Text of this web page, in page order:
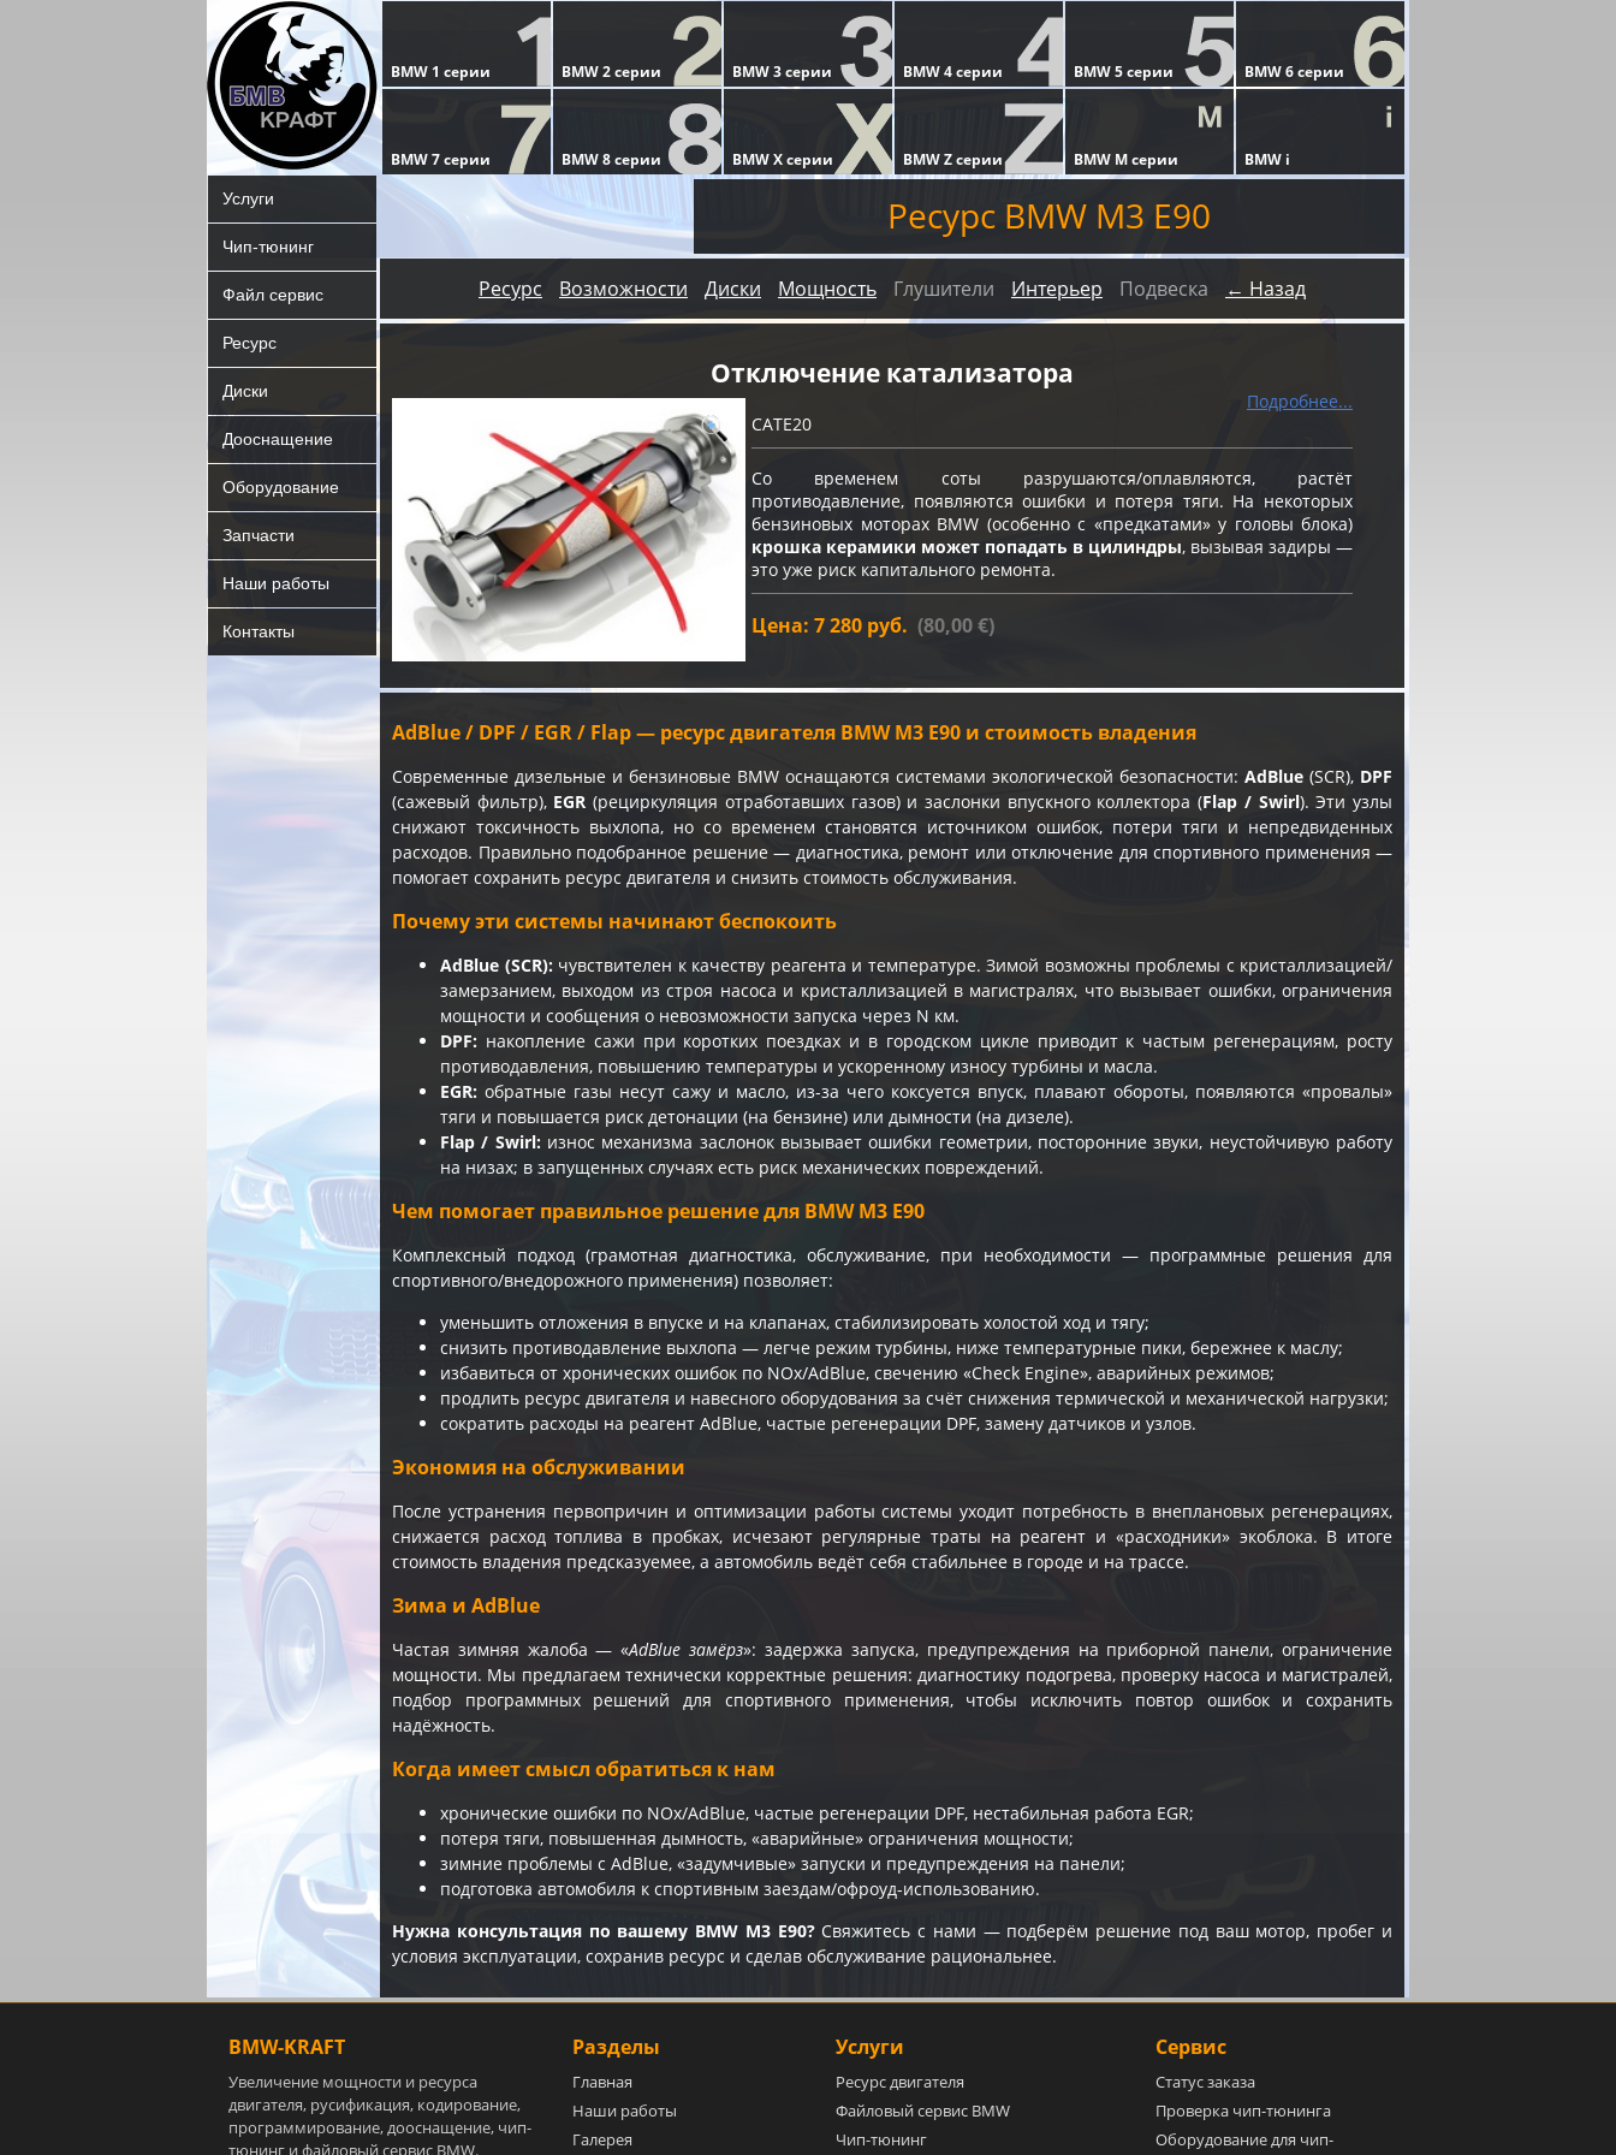
Услуги
Чип-тюнинг
Файл сервис
Ресурс
Диски
Дооснащение
Оборудование
Запчасти
Наши работы
Контакты
Ресурс BMW M3 E90
Ресурс Возможности Диски Мощность Глушители Интерьер Подвеска ← Назад
Отключение катализатора
Подробнее...
CATE20
Со временем соты разрушаются/оплавляются, растёт
противодавление, появляются ошибки и потеря тяги. На некоторых
бензиновых моторах BMW (особенно с «предкатами» у головы блока)
крошка керамики может попадать в цилиндры, вызывая задиры —
это уже риск капитального ремонта.
Цена: 7 280 руб. (80,00 €)
AdBlue / DPF / EGR / Flap — ресурс двигателя BMW M3 E90 и стоимость владения
Современные дизельные и бензиновые BMW оснащаются системами экологической безопасности: AdBlue (SCR), DPF
(сажевый фильтр), EGR (рециркуляция отработавших газов) и заслонки впускного коллектора (Flap / Swirl). Эти узлы
снижают токсичность выхлопа, но со временем становятся источником ошибок, потери тяги и непредвиденных
расходов. Правильно подобранное решение — диагностика, ремонт или отключение для спортивного применения —
помогает сохранить ресурс двигателя и снизить стоимость обслуживания.
Почему эти системы начинают беспокоить
AdBlue (SCR): чувствителен к качеству реагента и температуре. Зимой возможны проблемы с кристаллизацией/
замерзанием, выходом из строя насоса и кристаллизацией в магистралях, что вызывает ошибки, ограничения
мощности и сообщения о невозможности запуска через N км.
DPF: накопление сажи при коротких поездках и в городском цикле приводит к частым регенерациям, росту
противодавления, повышению температуры и ускоренному износу турбины и масла.
EGR: обратные газы несут сажу и масло, из-за чего коксуется впуск, плавают обороты, появляются «провалы»
тяги и повышается риск детонации (на бензине) или дымности (на дизеле).
Flap / Swirl:износ механизма заслонок вызывает ошибки геометрии, посторонние звуки, неустойчивую работу
на низах; в запущенных случаях есть риск механических повреждений.
Чем помогает правильное решение для BMW M3 E90
Комплексный подход (грамотная диагностика, обслуживание, при необходимости — программные решения для
спортивного/внедорожного применения) позволяет:
уменьшить отложения в впуске и на клапанах, стабилизировать холостой ход и тягу;
снизить противодавление выхлопа — легче режим турбины, ниже температурные пики, бережнее к маслу;
избавиться от хронических ошибок по NOx/AdBlue, свечению «Check Engine», аварийных режимов;
продлить ресурс двигателя и навесного оборудования за счёт снижения термической и механической нагрузки;
сократить расходы на реагент AdBlue, частые регенерации DPF, замену датчиков и узлов.
Экономия на обслуживании
После устранения первопричин и оптимизации работы системы уходит потребность в внеплановых регенерациях,
снижается расход топлива в пробках, исчезают регулярные траты на реагент и «расходники» экоблока. В итоге
стоимость владения предсказуемее, а автомобиль ведёт себя стабильнее в городе и на трассе.
Зима и AdBlue
Частая зимняя жалоба — «AdBlue замёрз»: задержка запуска, предупреждения на приборной панели, ограничение
мощности. Мы предлагаем технически корректные решения: диагностику подогрева, проверку насоса и магистралей,
подбор программных решений для спортивного применения, чтобы исключить повтор ошибок и сохранить
надёжность.
Когда имеет смысл обратиться к нам
хронические ошибки по NOx/AdBlue, частые регенерации DPF, нестабильная работа EGR;
потеря тяги, повышенная дымность, «аварийные» ограничения мощности;
зимние проблемы с AdBlue, «задумчивые» запуски и предупреждения на панели;
подготовка автомобиля к спортивным заездам/офроуд-использованию.
Нужна консультация по вашему BMW M3 E90?Свяжитесь с нами — подберём решение под ваш мотор, пробег и
условия эксплуатации, сохранив ресурс и сделав обслуживание рациональнее.
BMW-KRAFT
Увеличение мощности и ресурса
двигателя, русификация, кодирование,
программирование, дооснащение, чип-
тюнинг и файловый сервис BMW.
Разделы
Главная
Наши работы
Галерея
Услуги
Ресурс двигателя
Файловый сервис BMW
Чип-тюнинг
Сервис
Статус заказа
Проверка чип-тюнинга
Оборудование для чип-